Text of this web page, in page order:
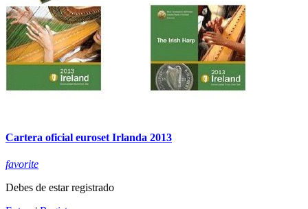
Cartera oficial euroset Irlanda 2013
favorite
Debes de estar registrado